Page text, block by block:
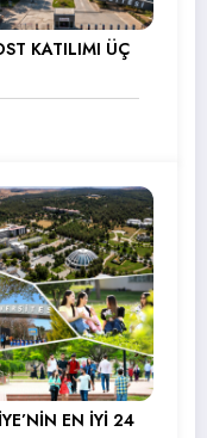
KATILIMI ÜÇ
EN İYİ 24